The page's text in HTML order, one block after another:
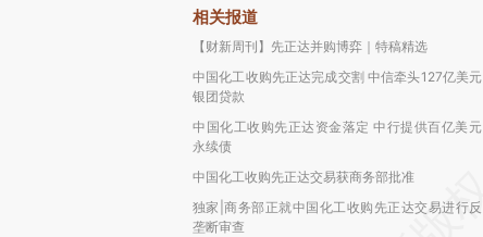
相关报道
【财新周刊】先正达并购博弈｜特稿精选
中国化工收购先正达完成交割 中信牵头127亿美元
银团贷款
中国化工收购先正达资金落定 中行提供百亿美元
永续债
中国化工收购先正达交易获商务部批准
独家|商务部正就中国化工收购先正达交易进行反
垄断审查